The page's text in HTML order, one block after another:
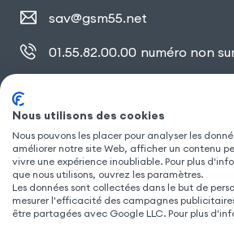
sav@gsm55.net
01.55.82.00.00 numéro non
SUIVEZ NOUS
Nous utilisons des cookies
Nous pouvons les placer pour analyser les
améliorer notre site Web, afficher un contenu
vivre une expérience inoubliable. Pour plus
que nous utilisons, ouvrez les paramètres.
Les données sont collectées dans le but de
mesurer l'efficacité des campagnes
être partagées avec Google LLC. Pour plus